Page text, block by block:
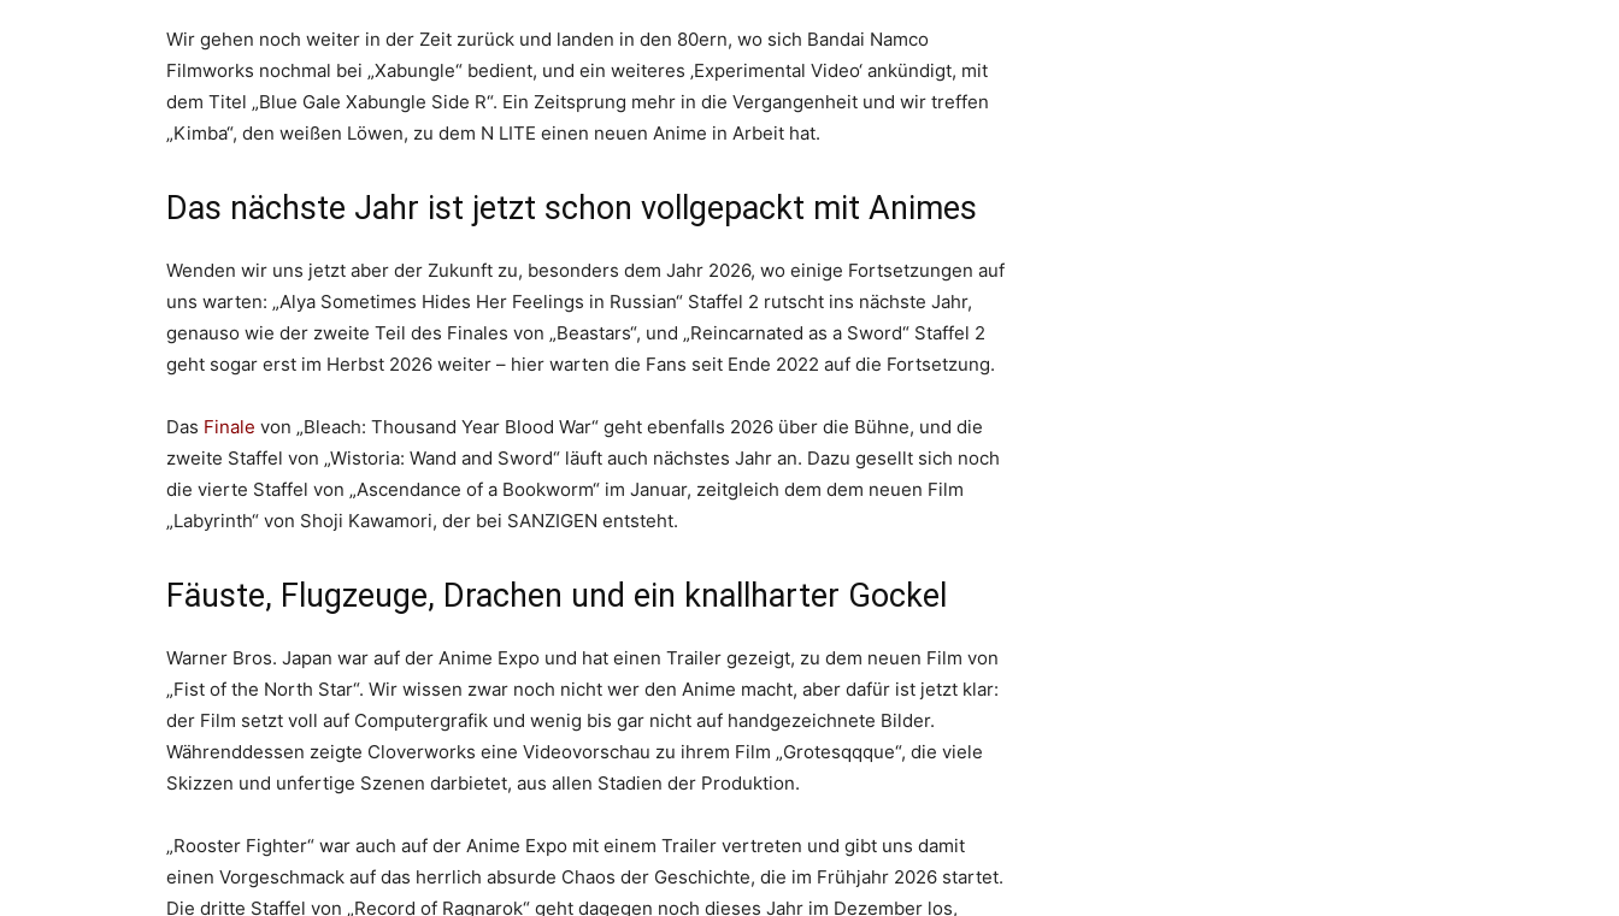
Wir gehen noch weiter in der Zeit zurück und landen in den 80ern, wo sich Bandai Namco
Filmworks nochmal bei „Xabungle“ bedient, und ein weiteres ‚Experimental Video‘ ankündigt, mit
dem Titel „Blue Gale Xabungle Side R“. Ein Zeitsprung mehr in die Vergangenheit und wir treffen
„Kimba“, den weißen Löwen, zu dem N LITE einen neuen Anime in Arbeit hat.
Das nächste Jahr ist jetzt schon vollgepackt mit Animes
Wenden wir uns jetzt aber der Zukunft zu, besonders dem Jahr 2026, wo einige Fortsetzungen auf
uns warten: „Alya Sometimes Hides Her Feelings in Russian“ Staffel 2 rutscht ins nächste Jahr,
genauso wie der zweite Teil des Finales von „Beastars“, und „Reincarnated as a Sword“ Staffel 2
geht sogar erst im Herbst 2026 weiter – hier warten die Fans seit Ende 2022 auf die Fortsetzung.
Das Finale von „Bleach: Thousand Year Blood War“ geht ebenfalls 2026 über die Bühne, und die
zweite Staffel von „Wistoria: Wand and Sword“ läuft auch nächstes Jahr an. Dazu gesellt sich noch
die vierte Staffel von „Ascendance of a Bookworm“ im Januar, zeitgleich dem dem neuen Film
„Labyrinth“ von Shoji Kawamori, der bei SANZIGEN entsteht.
Fäuste, Flugzeuge, Drachen und ein knallharter Gockel
Warner Bros. Japan war auf der Anime Expo und hat einen Trailer gezeigt, zu dem neuen Film von
„Fist of the North Star“. Wir wissen zwar noch nicht wer den Anime macht, aber dafür ist jetzt klar:
der Film setzt voll auf Computergrafik und wenig bis gar nicht auf handgezeichnete Bilder.
Währenddessen zeigte Cloverworks eine Videovorschau zu ihrem Film „Grotesqqque“, die viele
Skizzen und unfertige Szenen darbietet, aus allen Stadien der Produktion.
„Rooster Fighter“ war auch auf der Anime Expo mit einem Trailer vertreten und gibt uns damit
einen Vorgeschmack auf das herrlich absurde Chaos der Geschichte, die im Frühjahr 2026 startet.
Die dritte Staffel von „Record of Ragnarok“ geht dagegen noch dieses Jahr im Dezember los,